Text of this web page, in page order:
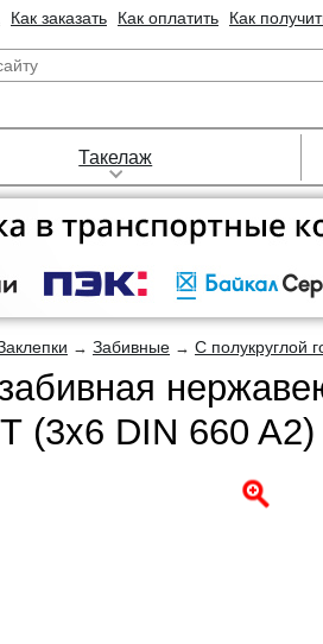
Как заказать Как оплатить Как
Такелаж
→ Забивные → С полукруглой
(3х6 DIN 660 A2)